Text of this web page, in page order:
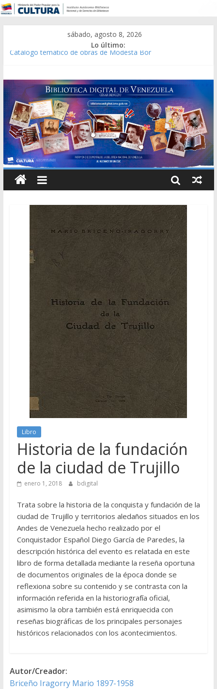
sábado, agosto 8, 2026
Lo último:
Catálogo temático de obras de Modesta Bor
Una Parálisis [material gráfico]
Modesta Bor Sánchez [material gráfico]
Gaceta Oficial de la República de Venezuela año CXXXIII Mes V,
Caracas 09 de marzo de 2006 N° 38.394
Libro
Historia de la fundación
de la ciudad de Trujillo
enero 1, 2018 bdigital
Trata sobre la historia de la conquista y fundación de la
ciudad de Trujillo y territorios aledaños situados en los
Andes de Venezuela hecho realizado por el
Conquistador Español Diego García de Paredes, la
descripción histórica del evento es relatada en este
libro de forma detallada mediante la reseña oportuna
de documentos originales de la época donde se
reflexiona sobre su contenido y se contrasta con la
información referida en la historiografía oficial,
asimismo la obra también está enriquecida con
reseñas biográficas de los principales personajes
históricos relacionados con los acontecimientos.
Autor/Creador:
Briceño Iragorry Mario 1897-1958